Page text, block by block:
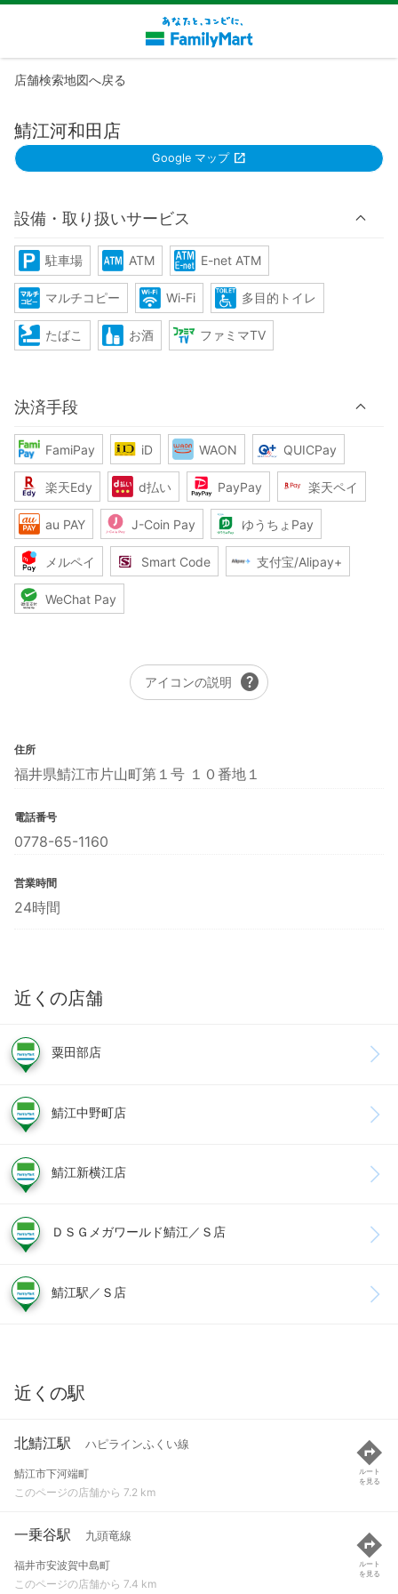
店舗検索地図へ戻る
鯖江河和田店
Google マップ
設備・取り扱いサービス
駐車場 ATM E-net ATM
マルチコピー Wi-Fi 多目的トイレ
たばこ お酒 ファミマTV
決済手段
FamiPay iD WAON QUICPay
楽天Edy d払い PayPay 楽天ペイ
au PAY J-Coin Pay ゆうちょPay
メルペイ Smart Code 支付宝/Alipay+
WeChat Pay
アイコンの説明 help
住所
福井県鯖江市片山町第１号 １０番地１
電話番号
0778-65-1160
営業時間
24時間
近くの店舗
粟田部店
鯖江中野町店
鯖江新横江店
ＤＳＧメガワールド鯖江／Ｓ店
鯖江駅／Ｓ店
近くの駅
北鯖江駅 ハピラインふくい線
鯖江市下河端町
このページの店舗から 7.2 km
ルート
を見る
一乗谷駅 九頭竜線
福井市安波賀中島町
このページの店舗から 7.4 km
ルート
を見る